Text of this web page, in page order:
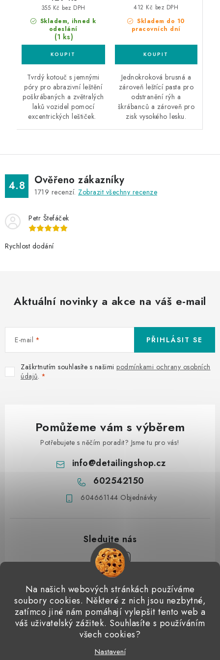
Na našich webových stránkách používáme
soubory cookies. Některé z nich jsou nezbytné,
zatímco jiné nám pomáhají vylepšit tento web a
váš uživatelský zážitek. Souhlasíte s používáním
všech cookies?
Nastavení
Skladem, ihned k
odeslání
(1 ks)
355 Kč bez DPH
Tvrdý kotouč s jemnými
póry pro abrazivní leštění
poškrábaných a zvětralých
laků vozidel pomocí
excentrických leštiček.
Skladem do 10
pracovních dní
412 Kč bez DPH
Jednokroková brusná a
zároveň leštící pasta pro
odstranění rýh a
škrábanců a zároveň pro
zisk vysokého lesku.
4.8 Ověřeno zákazníky
1719 recenzí. Zobrazit všechny recenze
Petr Štefáček
Rychlost dodání
Aktuální novinky a akce na váš e-mail
E-mail
Zaškrtnutím souhlasíte s našimi podmínkami ochrany osobních
údajů.
PŘIHLÁSIT SE
Pomůžeme vám s výběrem
Potřebujete s něčím poradit? Jsme tu pro vás!
info@detailingshop.cz
602542150
604661144 Objednávky
Přijímáme online platby
Detailingclub Dodo Juice Gyeon Quartz ValetPRO
Microfiber Madness